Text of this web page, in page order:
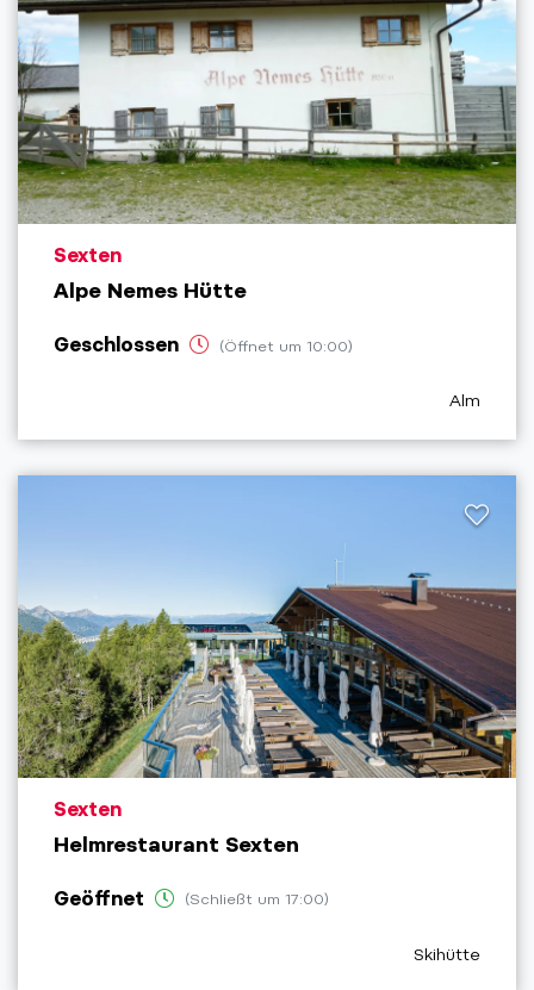
aria.poi_location_prefix
Sexten
Alpe Nemes Hütte
Geschlossen (Öffnet um 10:00)
Alm
aria.poi_location_prefix
Sexten
Helmrestaurant Sexten
Geöffnet (Schließt um 17:00)
Skihütte